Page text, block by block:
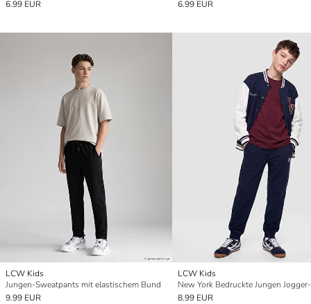
6.99 EUR 6.99 EUR
LCW Kids
Jungen-Sweatpants mit elastischem Bund
9.99 EUR
LCW Kids
8.99 EUR